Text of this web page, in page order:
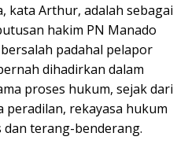
kata Arthur, adalah sebagai
hakim PN Manado
padahal pelapor
dihadirkan dalam
proses hukum, sejak dari
peradilan, rekayasa hukum
dan terang-benderang.